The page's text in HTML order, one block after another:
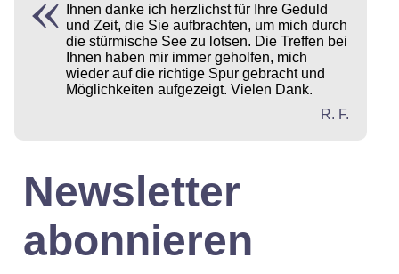
Ihnen danke ich herzlichst für Ihre Geduld
und Zeit, die Sie aufbrachten, um mich durch
die stürmische See zu lotsen. Die Treffen bei
Ihnen haben mir immer geholfen, mich
wieder auf die richtige Spur gebracht und
Möglichkeiten aufgezeigt. Vielen Dank.
R. F.
Newsletter
abonnieren